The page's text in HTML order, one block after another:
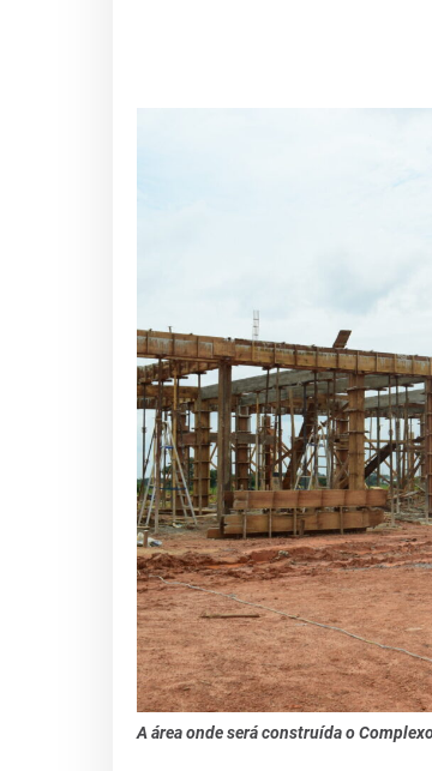
A área onde será construída o